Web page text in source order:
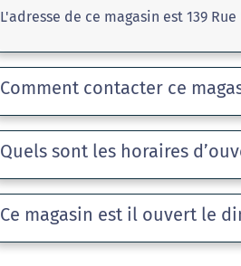
L'adresse de ce magasin est 139
Comment contacter ce
Quels sont les horaires
Ce magasin est il ouvert le